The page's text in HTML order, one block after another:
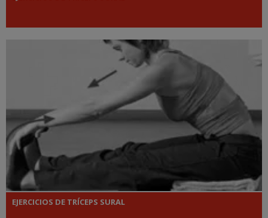
EJERCICIOS DE TRÍCEPS SURAL